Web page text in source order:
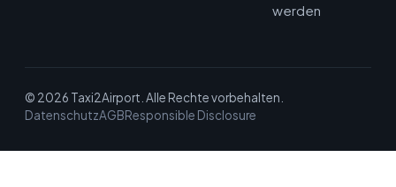
werden
© 2026 Taxi2Airport. Alle Rechte vorbehalten.
DatenschutzAGBResponsible Disclosure